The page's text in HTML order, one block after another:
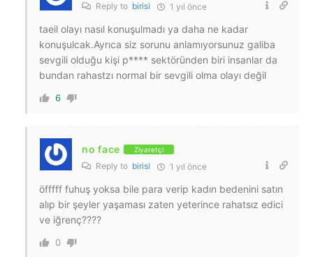
Reply to birisi 1 yıl önce
taeil olayı nasıl konuşulmadı ya daha ne kadar
konuşulcak.Ayrıca siz sorunu anlamıyorsunuz galiba
sevgili olduğu kişi p**** sektöründen biri insanlar da
bundan rahastzı normal bir sevgili olma olayı değil
6
no face Ziyaretçi
Reply to birisi 1 yıl önce
öfffff fuhuş yoksa bile para verip kadın bedenini satın
alıp bir şeyler yaşaması zaten yeterince rahatsız edici
ve iğrenç????
0